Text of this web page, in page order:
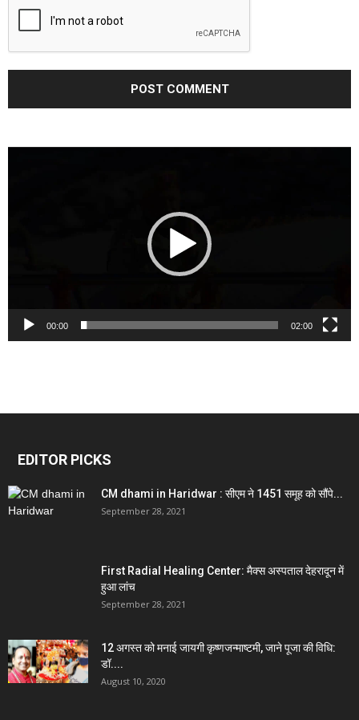
00:00 02:00
EDITOR PICKS
CM dhami in Haridwar : सीएम ने 1451 समूह को सौंपे...
September 28, 2021
First Radial Healing Center: मैक्स अस्पताल देहरादून में
हुआ लांच
September 28, 2021
12 अगस्त को मनाई जायगी कृष्णजन्माष्टमी, जाने पूजा की विधि:
डॉ....
August 10, 2020